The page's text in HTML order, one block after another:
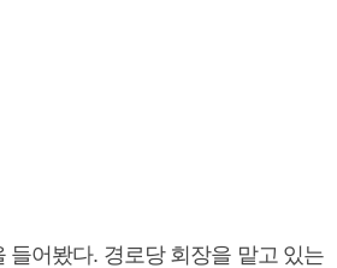
들어봤다. 경로당 회장을 맡고 있는